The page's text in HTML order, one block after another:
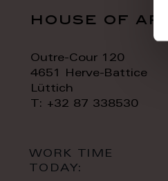
house of art
Outre-Cour 120
4651 Herve-Battice
Lüttich
T: +32 87 338530
WORK TIME
TODAY: